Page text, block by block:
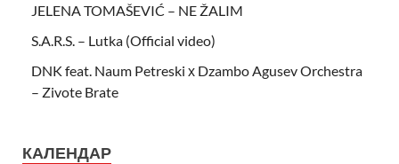
JELENA TOMAŠEVIĆ – NE ŽALIM
S.A.R.S. – Lutka (Official video)
DNK feat. Naum Petreski х Dzambo Agusev Orchestra
– Zivote Brate
КАЛЕНДАР